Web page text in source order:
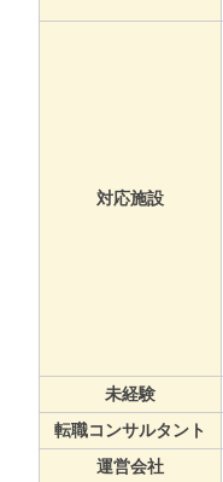
対応施設
未経験
転職コンサルタント
運営会社